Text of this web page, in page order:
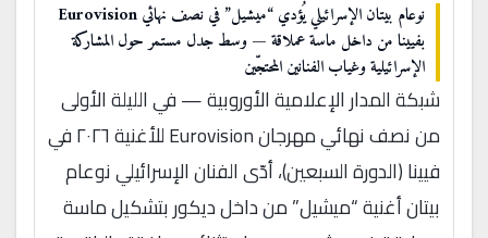
نوعام بيتان الإسرائيلي يُؤدي “ميشيل” في نصف نهائي Eurovision
بفيينا من داخل ماسة عملاقة — وسط جدل مستمر حول المشاركة
الإسرائيلية وغياب الفنانين المحتجّين
شبكة المدار الإعلامية الأوروبية — في الليلة الأولى
من نصف نهائي مهرجان Eurovision للأغنية ٢٠٢٦ في
فيينا (الدورة السبعين)، أدّى الفنان الإسرائيلي نوعام
بيتان أغنية “ميشيل” من داخل ديكور بتشكيل ماسة